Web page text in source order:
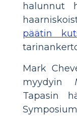
halunnut
päätin
Mark
myydyin
Tapasin